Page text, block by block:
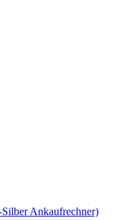
Ankaufrechner)